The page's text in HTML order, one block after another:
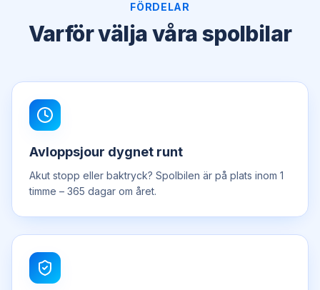
FÖRDELAR
Varför välja våra spolbilar
Avloppsjour dygnet runt
Akut stopp eller baktryck? Spolbilen är på plats inom 1
timme – 365 dagar om året.